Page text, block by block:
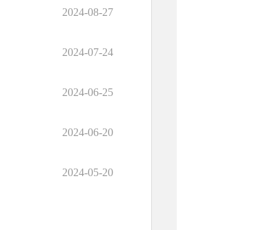
2024-08-27
2024-07-24
2024-06-25
2024-06-20
2024-05-20